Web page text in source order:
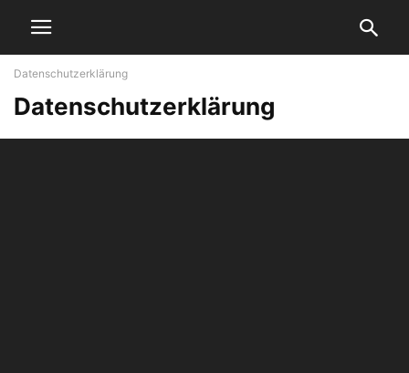
Datenschutzerklärung
Datenschutzerklärung